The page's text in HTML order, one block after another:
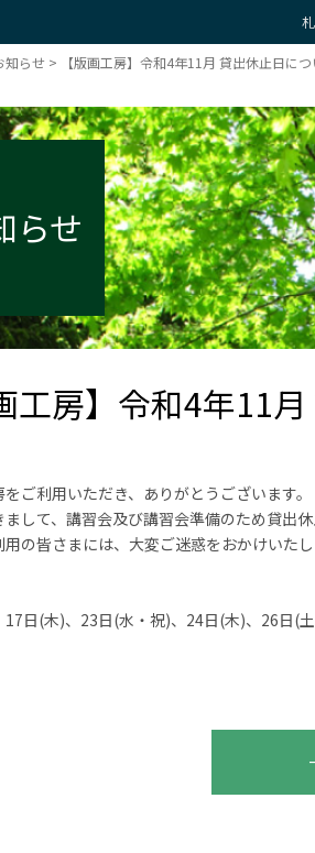
知らせ > 【版画工房】令和4年11月 貸出休止日に
らせ
工房】令和4年11
ご利用いただき、ありがとうございます。
して、講習会及び講習会準備のため貸出休
の皆さまには、大変ご迷惑をおかけいた
17日(木)、23日(水・祝)、24日(木)、26日(土